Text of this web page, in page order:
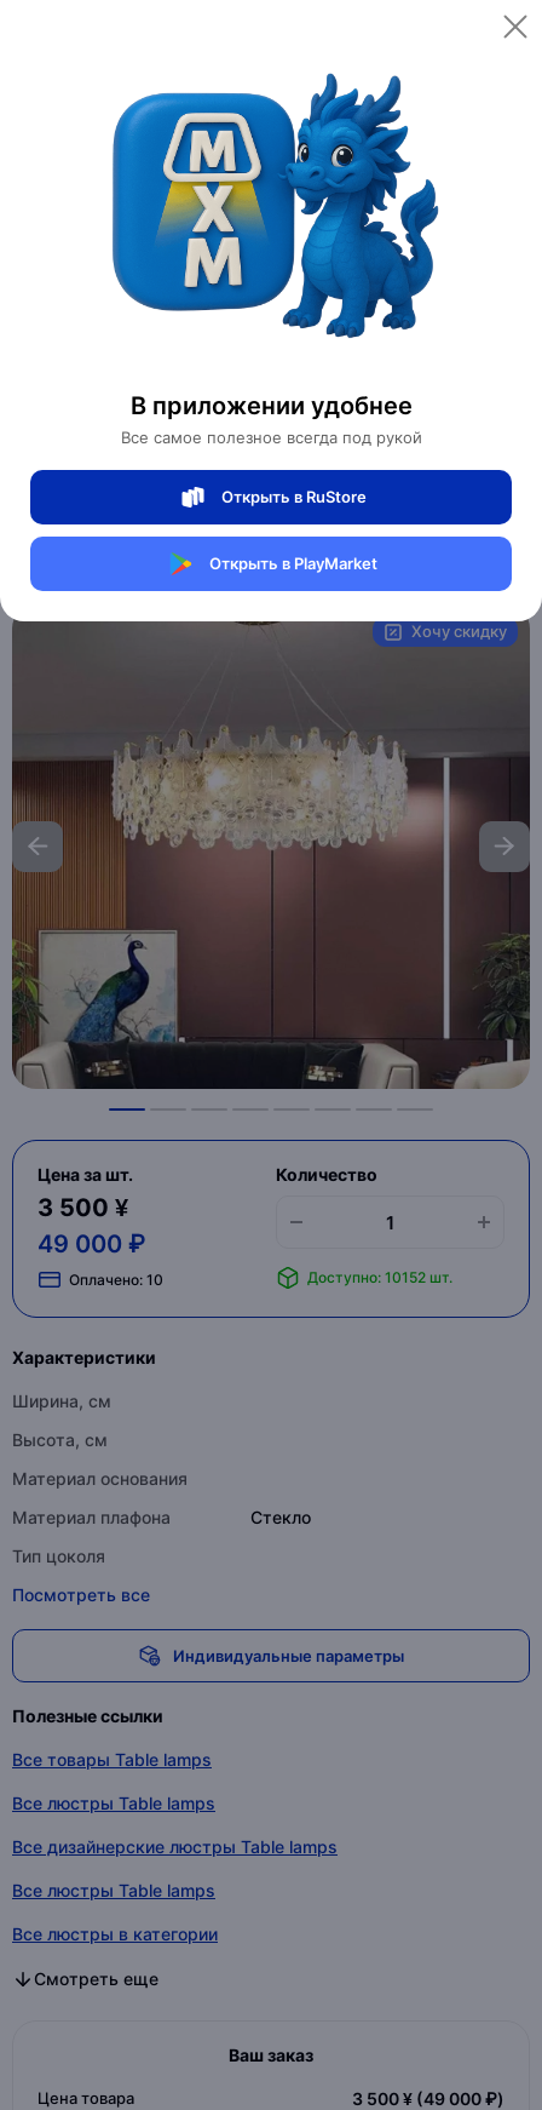
В приложении удобнее
Все самое полезное всегда под рукой
Открыть в RuStore
Открыть в PlayMarket
Открыть
Категории Светильники
Люстры
MELODY 80*24, металл, E14.
Магазин Table lamps
MAI_HE__MAI_MELODY
Хочу скидку
Цена за шт.
3 500 ¥
49 000 ₽
Оплачено: 10
Количество
Доступно: 10152 шт.
Характеристики
Ширина, см
Высота, см
Материал основания
Материал плафона
Стекло
Тип цоколя
Посмотреть все
Индивидуальные параметры
Полезные ссылки
Все товары Table lamps
Все люстры Table lamps
Все дизайнерские люстры Table lamps
Все люстры Table lamps
Все люстры в категории
Все дизайнерские люстры в категории
Все люстры в категории
Смотреть еще
Ваш заказ
Цена товара 3 500 ¥ (49 000 ₽)